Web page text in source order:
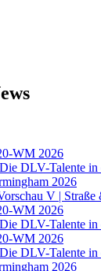
WM 2026
DLV-Talente in
2026
V | Straße
WM 2026
DLV-Talente in
WM 2026
DLV-Talente in
2026